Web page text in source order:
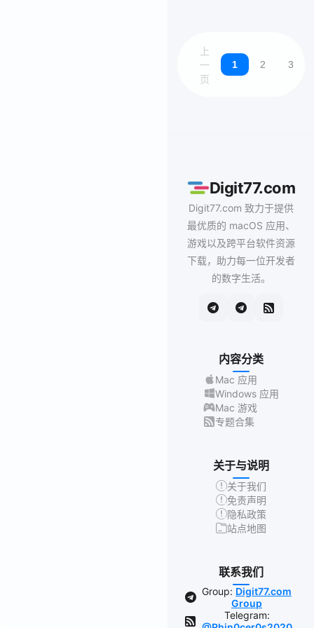
上
一
页
1 2 3
Digit77.com
Digit77.com 致力于提供
最优质的 macOS 应用、
游戏以及跨平台软件资源
下载，助力每一位开发者
的数字生活。
内容分类
Mac 应用
Windows 应用
Mac 游戏
专题合集
关于与说明
关于我们
免责声明
隐私政策
站点地图
联系我们
Group: Digit77.com
Group
Telegram: